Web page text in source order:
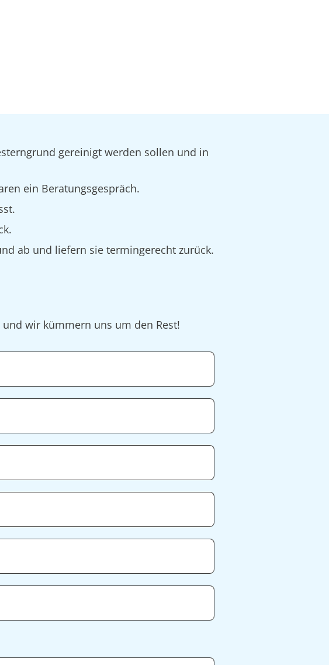
gereinigt werden sollen und in
ein Beratungsgespräch.
ab und liefern sie termingerecht zurück.
wir kümmern uns um den Rest!